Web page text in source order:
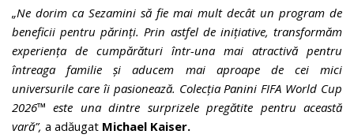
„Ne dorim ca Sezamini să fie mai mult decât un program de
beneficii pentru părinți. Prin astfel de inițiative, transformăm
experiența de cumpărături într-una mai atractivă pentru
întreaga familie și aducem mai aproape de cei mici
universurile care îi pasionează. Colecția Panini FIFA World Cup
2026™ este una dintre surprizele pregătite pentru această
vară”, a adăugat Michael Kaiser.